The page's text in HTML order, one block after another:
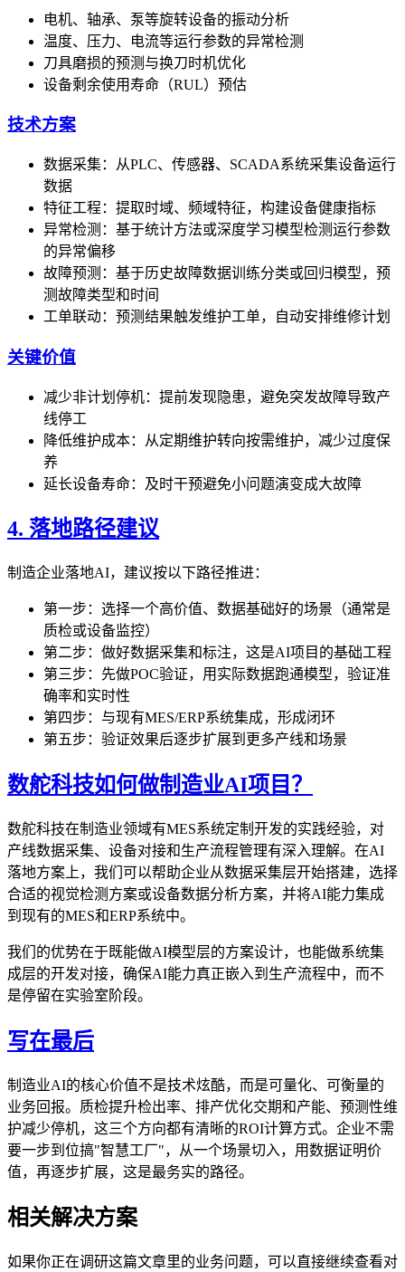
电机、轴承、泵等旋转设备的振动分析
温度、压力、电流等运行参数的异常检测
刀具磨损的预测与换刀时机优化
设备剩余使用寿命（RUL）预估
技术方案
数据采集：从PLC、传感器、SCADA系统采集设备运行
数据
特征工程：提取时域、频域特征，构建设备健康指标
异常检测：基于统计方法或深度学习模型检测运行参数
的异常偏移
故障预测：基于历史故障数据训练分类或回归模型，预
测故障类型和时间
工单联动：预测结果触发维护工单，自动安排维修计划
关键价值
减少非计划停机：提前发现隐患，避免突发故障导致产
线停工
降低维护成本：从定期维护转向按需维护，减少过度保
养
延长设备寿命：及时干预避免小问题演变成大故障
4. 落地路径建议
制造企业落地AI，建议按以下路径推进：
第一步：选择一个高价值、数据基础好的场景（通常是
质检或设备监控）
第二步：做好数据采集和标注，这是AI项目的基础工程
第三步：先做POC验证，用实际数据跑通模型，验证准
确率和实时性
第四步：与现有MES/ERP系统集成，形成闭环
第五步：验证效果后逐步扩展到更多产线和场景
数舵科技如何做制造业AI项目？
数舵科技在制造业领域有MES系统定制开发的实践经验，对
产线数据采集、设备对接和生产流程管理有深入理解。在AI
落地方案上，我们可以帮助企业从数据采集层开始搭建，选择
合适的视觉检测方案或设备数据分析方案，并将AI能力集成
到现有的MES和ERP系统中。
我们的优势在于既能做AI模型层的方案设计，也能做系统集
成层的开发对接，确保AI能力真正嵌入到生产流程中，而不
是停留在实验室阶段。
写在最后
制造业AI的核心价值不是技术炫酷，而是可量化、可衡量的
业务回报。质检提升检出率、排产优化交期和产能、预测性维
护减少停机，这三个方向都有清晰的ROI计算方式。企业不需
要一步到位搞"智慧工厂"，从一个场景切入，用数据证明价
值，再逐步扩展，这是最务实的路径。
相关解决方案
如果你正在调研这篇文章里的业务问题，可以直接继续查看对